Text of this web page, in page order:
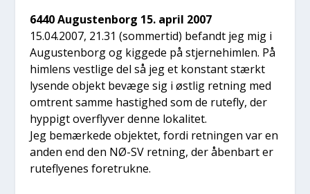
6440 Augu­sten­borg 15. april 2007
15.04.2007, 21.31 (som­mer­tid) befandt jeg mig i
Augu­sten­borg og kig­ge­de på stjer­ne­him­len. På
him­lens vest­li­ge del så jeg et kon­stant stærkt
lysen­de objekt bevæ­ge sig i øst­lig ret­ning med
omtrent sam­me hastig­hed som de rute­fly, der
hyp­pigt over­fly­ver den­ne loka­li­tet.
Jeg bemær­ke­de objek­tet, for­di ret­nin­gen var en
anden end den NØ-SV ret­ning, der åben­bart er
rute­fly­e­nes fore­truk­ne.